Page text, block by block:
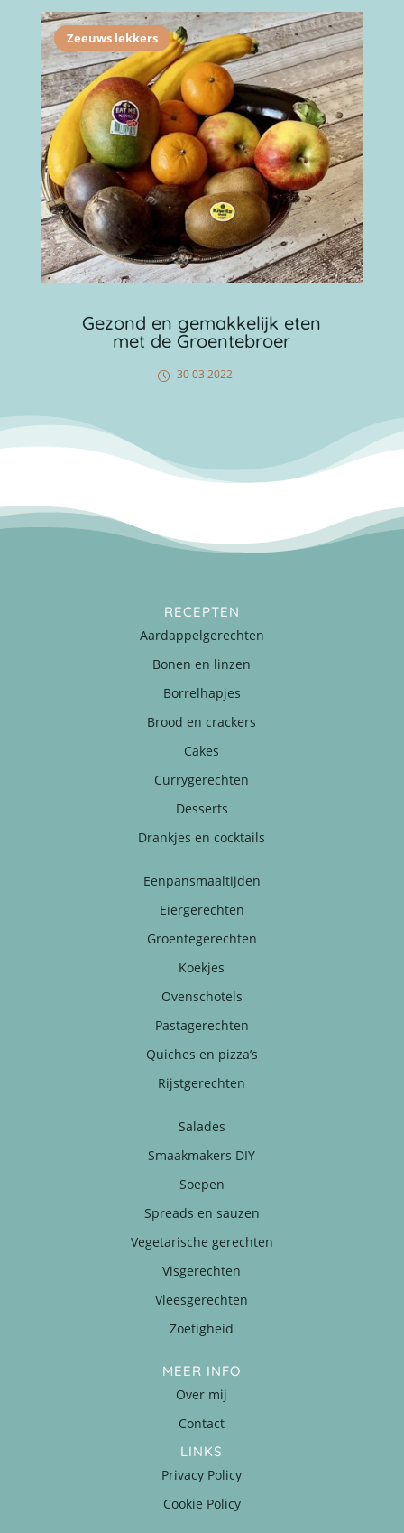
Zeeuws lekkers
Gezond en gemakkelijk eten
met de Groentebroer
30 03 2022
RECEPTEN
Aardappelgerechten
Bonen en linzen
Borrelhapjes
Brood en crackers
Cakes
Currygerechten
Desserts
Drankjes en cocktails
Eenpansmaaltijden
Eiergerechten
Groentegerechten
Koekjes
Ovenschotels
Pastagerechten
Quiches en pizza’s
Rijstgerechten
Salades
Smaakmakers DIY
Soepen
Spreads en sauzen
Vegetarische gerechten
Visgerechten
Vleesgerechten
Zoetigheid
MEER INFO
Over mij
Contact
LINKS
Privacy Policy
Cookie Policy